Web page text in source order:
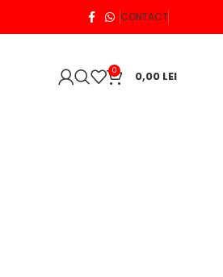
CONTACT
0 0,00 LEI